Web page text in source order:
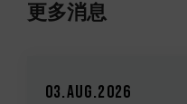
更多消息
03.Aug.2026